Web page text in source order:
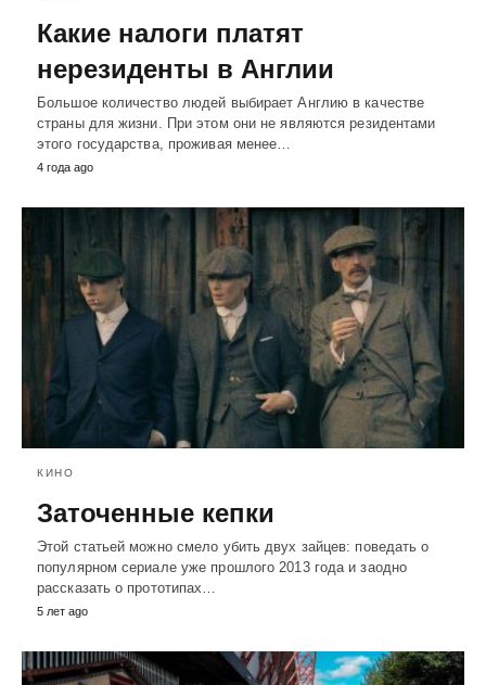
Какие налоги платят
нерезиденты в Англии
Большое количество людей выбирает Англию в качестве
страны для жизни. При этом они не являются резидентами
этого государства, проживая менее…
4 года ago
КИНО
Заточенные кепки
Этой статьей можно смело убить двух зайцев: поведать о
популярном сериале уже прошлого 2013 года и заодно
рассказать о прототипах…
5 лет ago